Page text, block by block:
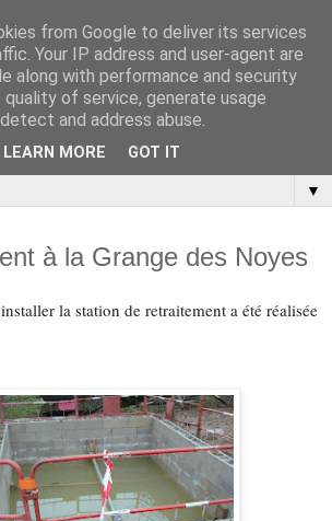
▼
à la Grange des Noyes
la station de retraitement a été réalisée
from Google to deliver its services
Your IP address and user-agent are
along with performance and security
of service, generate usage
and address abuse.
LEARN MORE GOT IT